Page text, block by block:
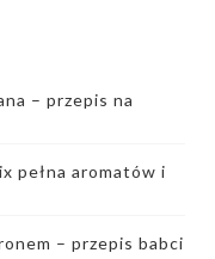
– przepis na
pełna aromatów i
– przepis babci